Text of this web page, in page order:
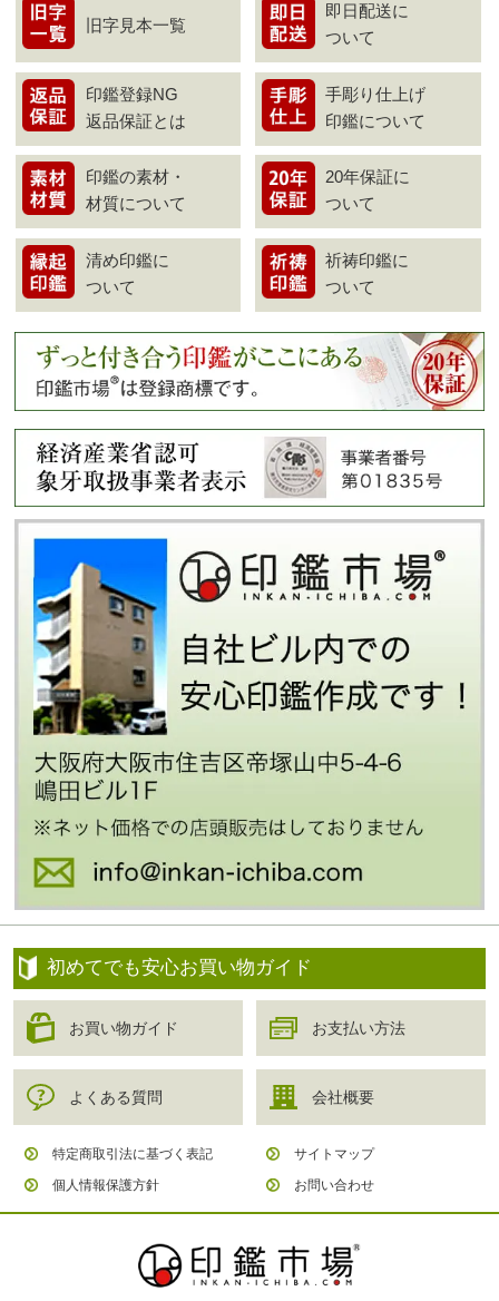
旧字見本一覧
即日配送に
ついて
印鑑登録NG
返品保証とは
手彫り仕上げ
印鑑について
印鑑の素材・
材質について
20年保証に
ついて
清め印鑑に
ついて
祈祷印鑑に
ついて
初めてでも安心お買い物ガイド
お買い物ガイド お支払い方法
よくある質問 会社概要
特定商取引法に基づく表記
サイトマップ
個人情報保護方針
お問い合わせ